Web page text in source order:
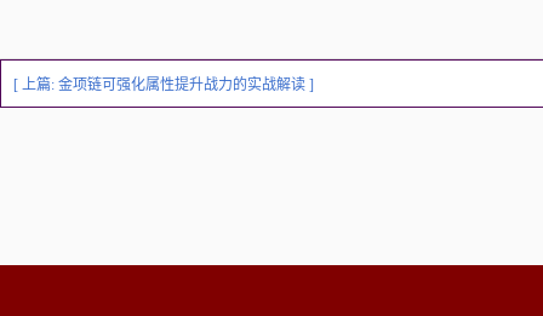
[ 上篇: 金项链可强化属性提升战力的实战解读 ]